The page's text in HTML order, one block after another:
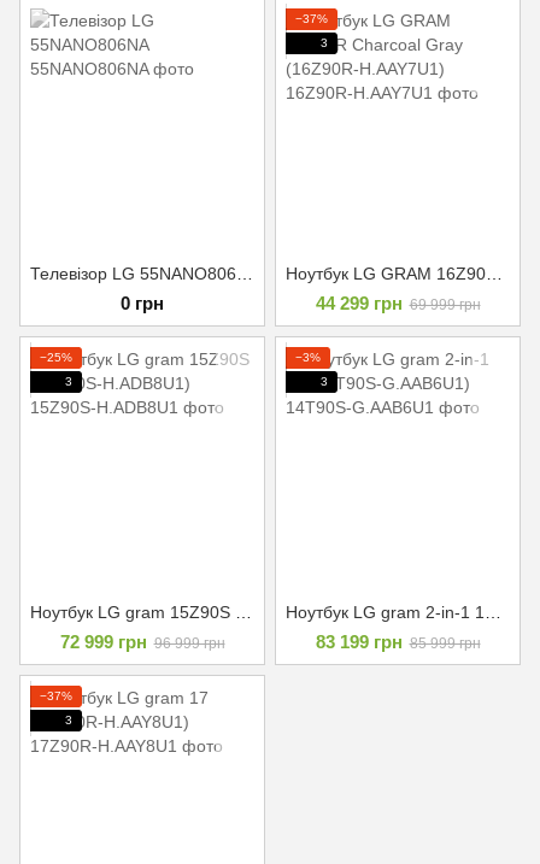
0 грн
−37%
3
44 299 грн 69 999 грн
−25%
3
72 999 грн 96 999 грн
−3%
3
83 199 грн 85 999 грн
−37%
3